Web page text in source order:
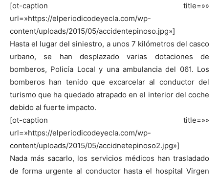
[ot-caption title=»»
url=»https://elperiodicodeyecla.com/wp-
content/uploads/2015/05/accidentepinoso.jpg»]
Hasta el lugar del siniestro, a unos 7 kilómetros del casco
urbano, se han desplazado varias dotaciones de
bomberos, Policía Local y una ambulancia del 061. Los
bomberos han tenido que excarcelar al conductor del
turismo que ha quedado atrapado en el interior del coche
debido al fuerte impacto.
[ot-caption title=»»
url=»https://elperiodicodeyecla.com/wp-
content/uploads/2015/05/accidnetepinoso2.jpg»]
Nada más sacarlo, los servicios médicos han trasladado
de forma urgente al conductor hasta el hospital Virgen